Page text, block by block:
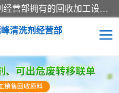
东莞市大岭山莞峰清洗剂经营部拥有的回收加工设备，大量废油回收、废清洗剂回收、废溶剂油回收、机械废油废清洗剂回收、废碳氢回收、碳氢液压油回收、碳氢二氯回收等废清洗剂处理；我们只是提供废旧化工原料的循环使用存放点，执行正规的存放，有正规的回收资质处理。同时我们公司批发零售回收级清洗剂，脱模油再生基础油，质量保证。
清洗剂经营部
废清洗剂回收